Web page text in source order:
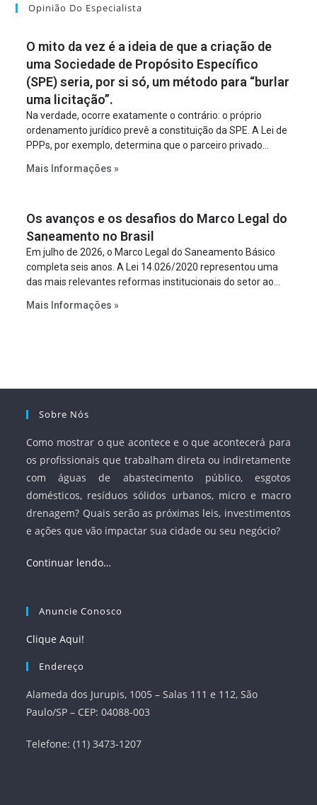
Opinião Do Especialista
O mito da vez é a ideia de que a criação de
uma Sociedade de Propósito Específico
(SPE) seria, por si só, um método para “burlar
uma licitação”.
Na verdade, ocorre exatamente o contrário: o próprio
ordenamento jurídico prevê a constituição da SPE. A Lei de
PPPs, por exemplo, determina que o parceiro privado
empreendimento. Ou seja, a suposta “fraude à licitação” é
projeto a projeto.
Mais Informações »
Os avanços e os desafios do Marco Legal do
Saneamento no Brasil
Em julho de 2026, o Marco Legal do Saneamento Básico
completa seis anos. A Lei 14.026/2020 representou uma
das mais relevantes reformas institucionais do setor ao
serviços, ampliar a participação da iniciativa privada,
Mais Informações »
Sobre Nós
Como mostrar o que acontece e o que acontecerá para
os profissionais que trabalham direta ou indiretamente
com águas de abastecimento público, esgotos
domésticos, resíduos sólidos urbanos, micro e macro
drenagem? Quais serão as próximas leis, investimentos
e ações que vão impactar sua cidade ou seu negócio?
Continuar lendo…
Anuncie Conosco
Clique Aqui!
Endereço
Alameda dos Jurupis, 1005 – Salas 111 e 112, São
Paulo/SP – CEP: 04088-003
Telefone: (11) 3473-1207